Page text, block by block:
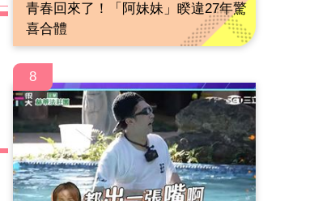
青春回來了！「阿妹妹」睽違27年驚
喜合體
8